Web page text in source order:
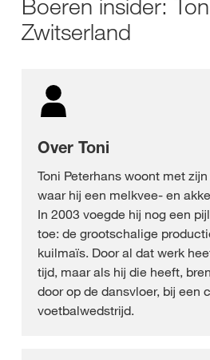
Boeren insider:
Zwitserland
Over Toni
Toni Peterhans woont met
waar hij een melkvee- en
In 2003 voegde hij nog een
toe: de grootschalige
kuilmaïs. Door al dat werk
tijd, maar als hij die heeft,
door op de dansvloer, bij een
voetbalwedstrijd.